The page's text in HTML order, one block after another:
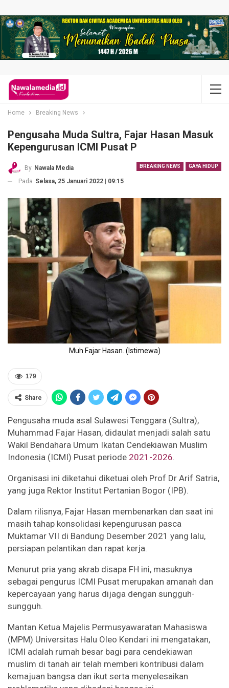
Home Breaking News
Pengusaha Muda Sultra, Fajar Hasan Masuk
Kepengurusan ICMI Pusat P
BREAKING NEWS GAYA HIDUP
By Nawala Media
Pada Selasa, 25 Januari 2022 | 09:15
Muh Fajar Hasan. (Istimewa)
179
Share
Pengusaha muda asal Sulawesi Tenggara (Sultra),
Muhammad Fajar Hasan, didaulat menjadi salah satu
Wakil Bendahara Umum Ikatan Cendekiawan Muslim
Indonesia (ICMI) Pusat periode 2021-2026.
Organisasi ini diketahui diketuai oleh Prof Dr Arif Satria,
yang juga Rektor Institut Pertanian Bogor (IPB).
Dalam rilisnya, Fajar Hasan membenarkan dan saat ini
masih tahap konsolidasi kepengurusan pasca
Muktamar VII di Bandung Desember 2021 yang lalu,
persiapan pelantikan dan rapat kerja.
Menurut pria yang akrab disapa FH ini, masuknya
sebagai pengurus ICMI Pusat merupakan amanah dan
kepercayaan yang harus dijaga dengan sungguh-
sungguh.
Mantan Ketua Majelis Permusyawaratan Mahasiswa
(MPM) Universitas Halu Oleo Kendari ini mengatakan,
ICMI adalah rumah besar bagi para cendekiawan
muslim di tanah air telah memberi kontribusi dalam
kemajuan bangsa dan ikut serta menyelesaikan